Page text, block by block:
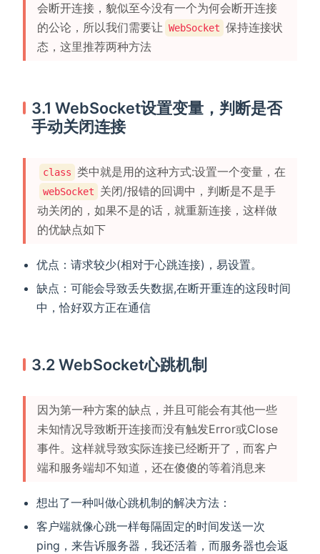
会断开连接，貌似至今没有一个为何会断开连接
的公论，所以我们需要让 WebSocket 保持连接状
态，这里推荐两种方法
3.1 WebSocket设置变量，判断是否
手动关闭连接
class 类中就是用的这种方式:设置一个变量，在
webSocket
关闭/报错的回调中，判断是不是手
动关闭的，如果不是的话，就重新连接，这样做
的优缺点如下
优点：请求较少(相对于心跳连接)，易设置。
缺点：可能会导致丢失数据,在断开重连的这段时间
中，恰好双方正在通信
3.2 WebSocket心跳机制
因为第一种方案的缺点，并且可能会有其他一些
未知情况导致断开连接而没有触发Error或Close
事件。这样就导致实际连接已经断开了，而客户
端和服务端却不知道，还在傻傻的等着消息来
想出了一种叫做心跳机制的解决方法：
客户端就像心跳一样每隔固定的时间发送一次
ping，来告诉服务器，我还活着，而服务器也会返